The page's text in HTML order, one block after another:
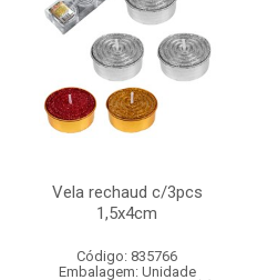
Vela rechaud c/3pcs
1,5x4cm
Código: 835766
Embalagem: Unidade